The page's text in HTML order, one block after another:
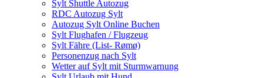
Sylt Shuttle Autozug
RDC Autozug Sylt
Autozug Sylt Online Buchen
Sylt Flughafen / Flugzeug
Sylt Fähre (List- Rømø)
Personenzug nach Sylt
Wetter auf Sylt mit Sturmwarnung